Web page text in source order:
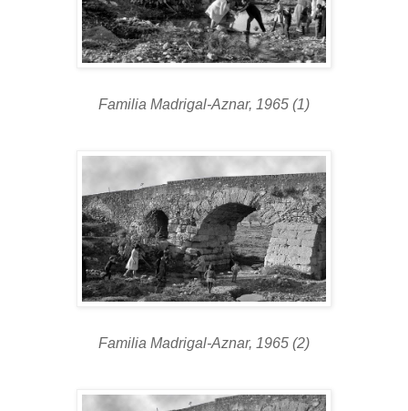
Familia Madrigal-Aznar, 1965 (1)
Familia Madrigal-Aznar, 1965 (2)